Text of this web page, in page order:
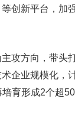
创新平台，加
攻方向，带头
企业规模化，
育形成2个超